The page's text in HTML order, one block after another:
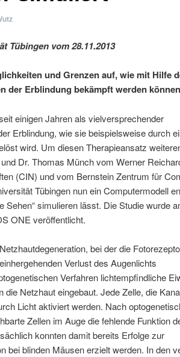
Tübingen vom 28.11.2013
und Grenzen auf, wie mit Hilfe
der Erblindung bekämpft werden können
einigen Jahren als vielversprechender
Erblindung, wie sie beispielsweise durch
wird. Um diesen Therapieansatz
Dr. Thomas Münch vom Werner
(CIN) und vom Bernstein Zentrum für
Tübingen nun ein Computermodell
Sehen“ simulieren lässt. Die Studie wurde
ONE veröffentlicht.
bei der die
Verlust des Augenlichts
Verfahren lichtempfindliche
die Netzhaut eingebaut. Jede Zelle, die
Licht aktiviert werden. Nach
Zellen im Auge die fehlende Funktion
konnten damit bereits Erfolge zur
bei blinden Mäusen erzielt werden. In den